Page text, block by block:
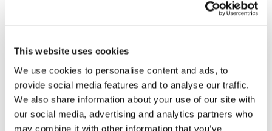
This website uses cookies
We use cookies to personalise content and ads, to
provide social media features and to analyse our traffic.
We also share information about your use of our site with
our social media, advertising and analytics partners who
may combine it with other information that you’ve
Photo et vidéo
Partager
Total des billets: 100EUR
Billetterie:100EUR
Coût total: